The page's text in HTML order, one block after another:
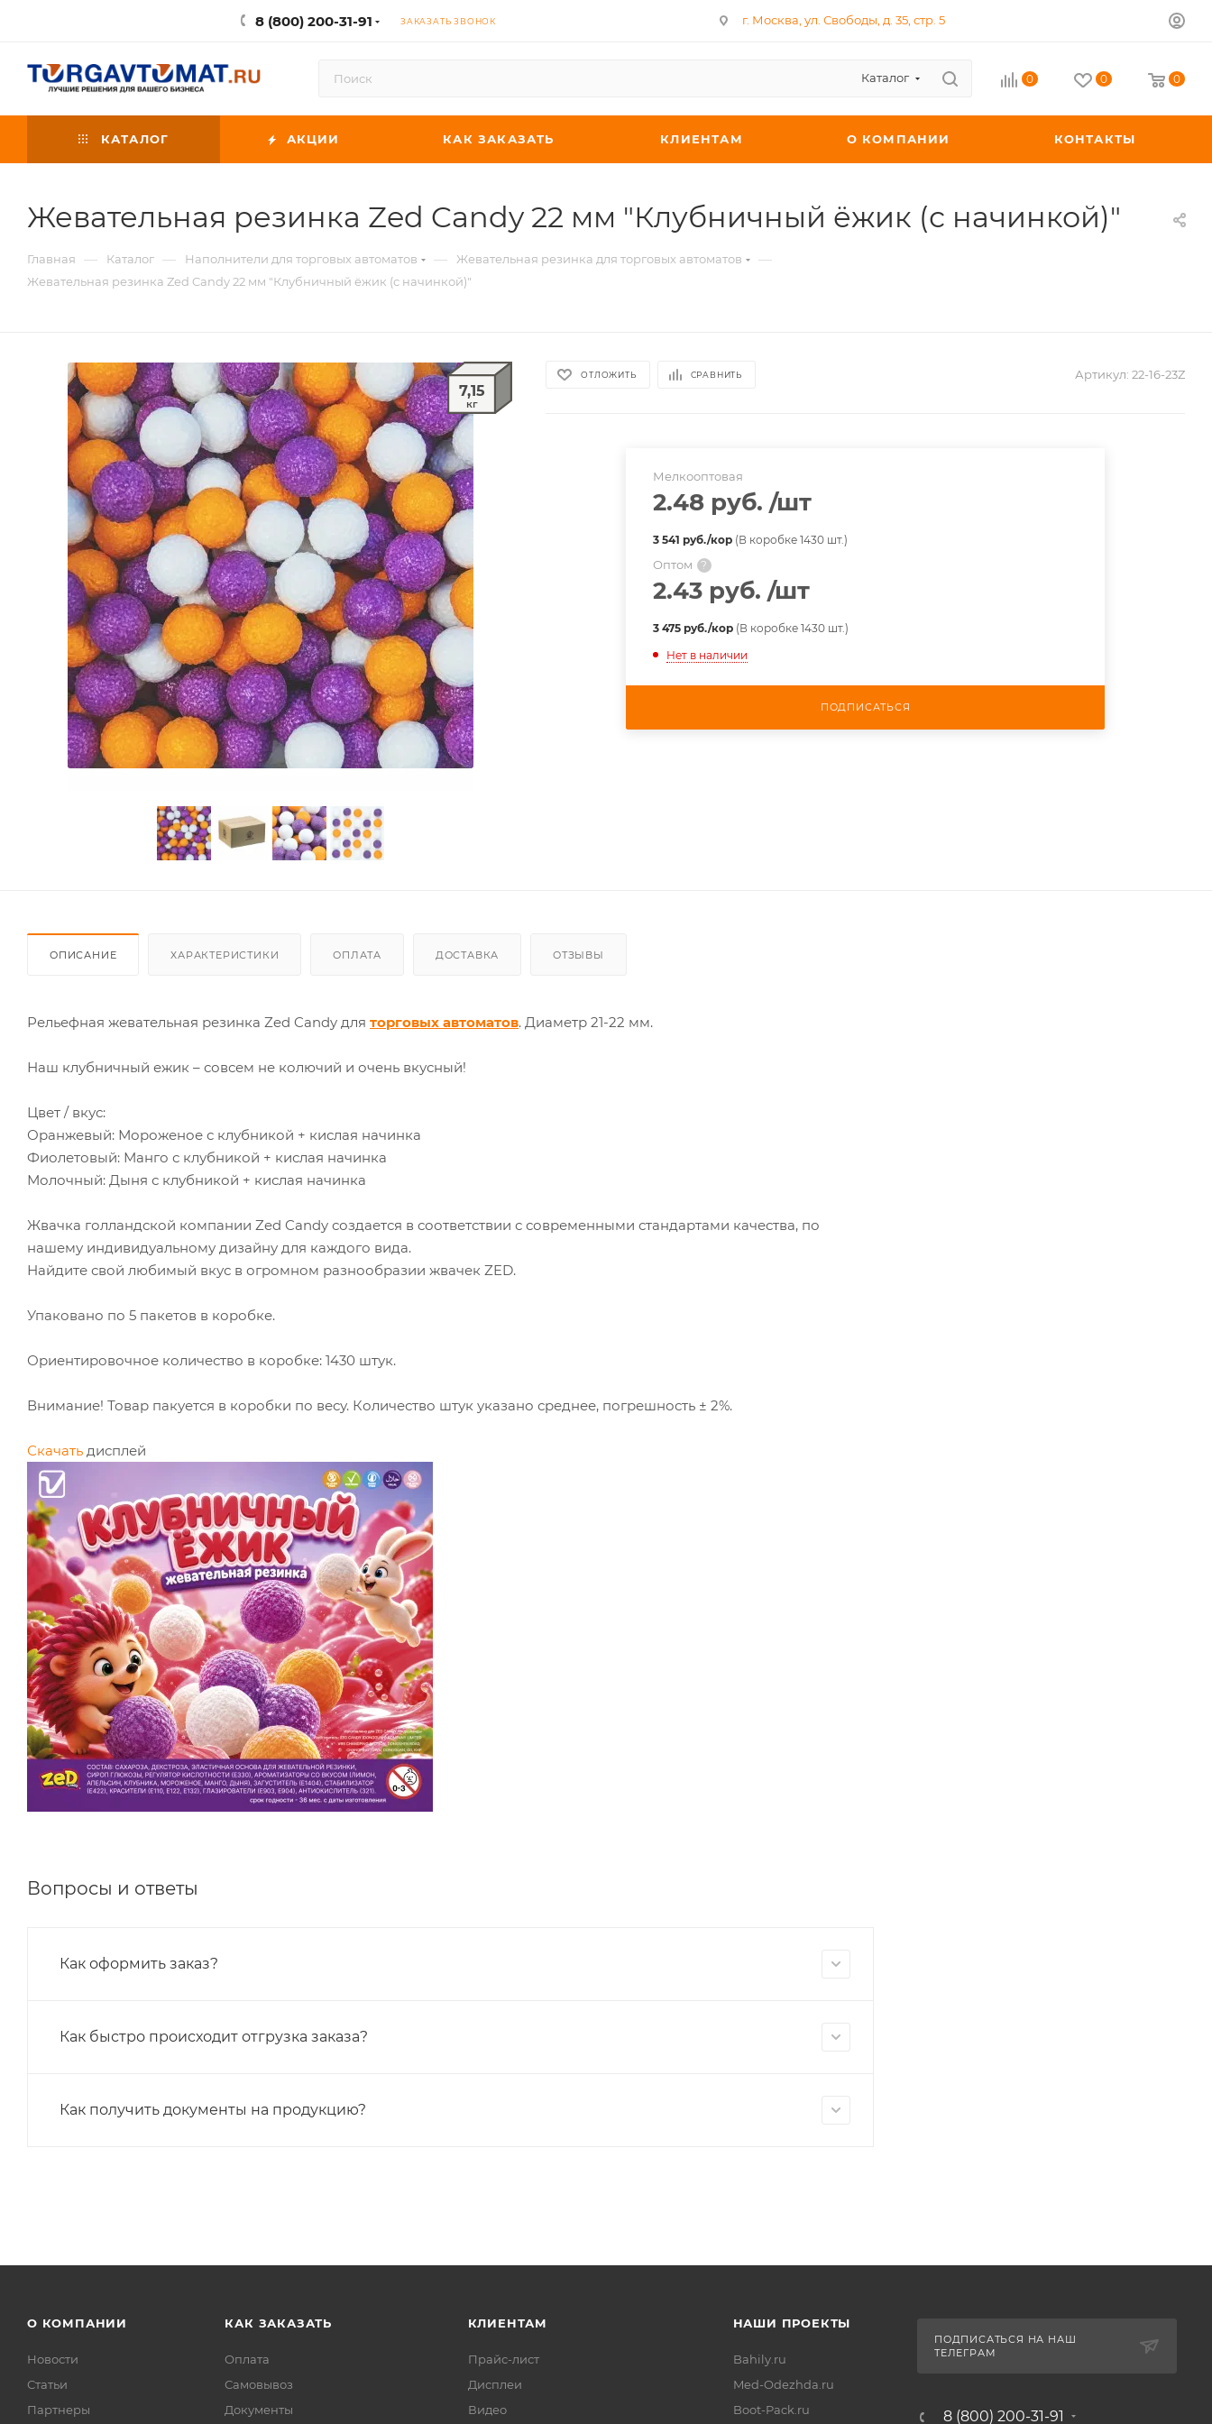
8 (800) 200-31-91 ЗАКАЗАТЬ ЗВОНОК г. Москва, ул. Свободы, д. 35, стр. 5
Каталог 0 0 0
КАТАЛОГ АКЦИИ КАК ЗАКАЗАТЬ КЛИЕНТАМ О КОМПАНИИ КОНТАКТЫ
Жевательная резинка Zed Candy 22 мм "Клубничный ёжик (с начинкой)"
Главная — Каталог — Наполнители для торговых автоматов — Жевательная резинка для торговых автоматов —
Жевательная резинка Zed Candy 22 мм "Клубничный ёжик (с начинкой)"
7,15
кг
ОТЛОЖИТЬ СРАВНИТЬ Артикул: 22-16-23Z
Мелкооптовая
2.48 руб. /шт
3 541 руб./кор(В коробке 1430 шт.)
Оптом ?
2.43 руб. /шт
3 475 руб./кор(В коробке 1430 шт.)
Нет в наличии
ПОДПИСАТЬСЯ
ОПИСАНИЕ ХАРАКТЕРИСТИКИ ОПЛАТА ДОСТАВКА ОТЗЫВЫ
Рельефная жевательная резинка Zed Candy для торговых автоматов. Диаметр 21-22 мм.
Наш клубничный ежик – совсем не колючий и очень вкусный!
Цвет / вкус:
Оранжевый: Мороженое с клубникой + кислая начинка
Фиолетовый: Манго с клубникой + кислая начинка
Молочный: Дыня с клубникой + кислая начинка
Жвачка голландской компании Zed Candy создается в соответствии с современными стандартами качества, по
нашему индивидуальному дизайну для каждого вида.
Найдите свой любимый вкус в огромном разнообразии жвачек ZED.
Упаковано по 5 пакетов в коробке.
Ориентировочное количество в коробке: 1430 штук.
Внимание! Товар пакуется в коробки по весу. Количество штук указано среднее, погрешность ± 2%.
Скачать дисплей
Вопросы и ответы
Как оформить заказ?
Как быстро происходит отгрузка заказа?
Как получить документы на продукцию?
О КОМПАНИИ
Новости
Статьи
Партнеры
КАК ЗАКАЗАТЬ
Оплата
Самовывоз
Документы
КЛИЕНТАМ
Прайс-лист
Дисплеи
Видео
НАШИ ПРОЕКТЫ
Bahily.ru
Med-Odezhda.ru
Boot-Pack.ru
ПОДПИСАТЬСЯ НА НАШ
ТЕЛЕГРАМ
8 (800) 200-31-91